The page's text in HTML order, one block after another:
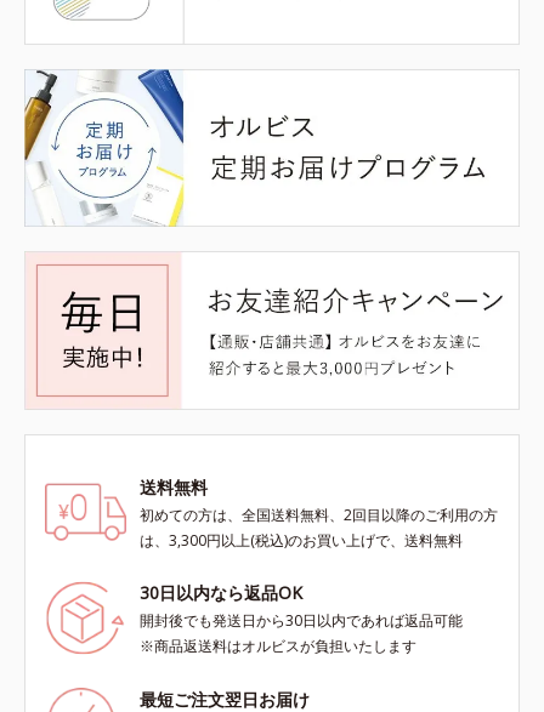
送料無料
初めての方は、全国送料無料、2回目以降のご利用の方
は、3,300円以上(税込)のお買い上げで、送料無料
30日以内なら返品OK
開封後でも発送日から30日以内であれば返品可能
※商品返送料はオルビスが負担いたします
最短ご注文翌日お届け